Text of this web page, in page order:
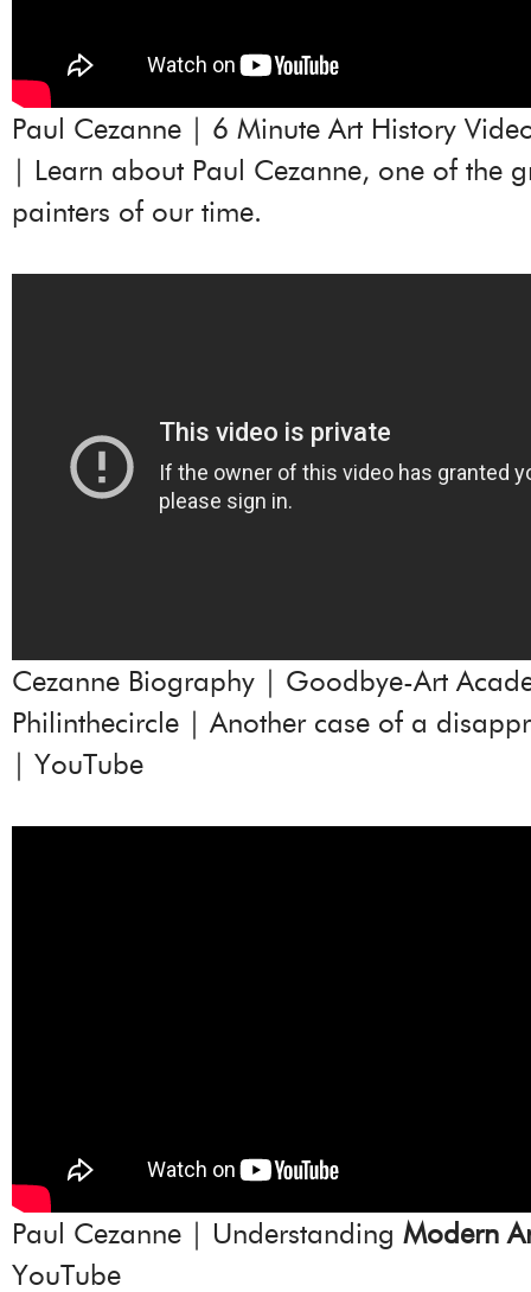
Paul Cezanne | 6 Minute Art History
| Learn about Paul Cezanne, one of the
painters of our time.
Cezanne Biography | Goodbye-Art
Philinthecircle | Another case of a
| YouTube
Paul Cezanne | Understanding Modern
YouTube